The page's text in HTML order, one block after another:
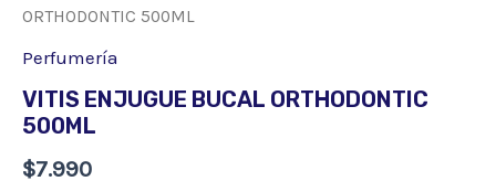
ORTHODONTIC 500ML
Perfumería
VITIS ENJUGUE BUCAL ORTHODONTIC
500ML
$7.990